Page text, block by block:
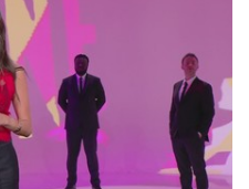
errori, dettagli
che sembra non avere